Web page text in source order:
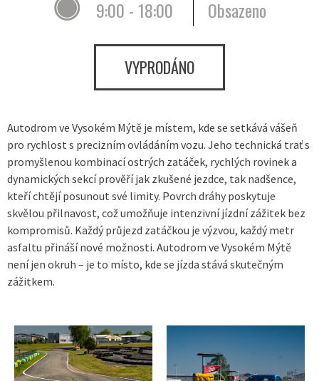
VYPRODÁNO
9:00 - 18:00
Obsazeno
Autodrom ve Vysokém Mýtě je místem, kde se setkává vášeň
pro rychlost s precizním ovládáním vozu. Jeho technická trať s
promyšlenou kombinací ostrých zatáček, rychlých rovinek a
dynamických sekcí prověří jak zkušené jezdce, tak nadšence,
kteří chtějí posunout své limity. Povrch dráhy poskytuje
skvělou přilnavost, což umožňuje intenzivní jízdní zážitek bez
kompromisů. Každý průjezd zatáčkou je výzvou, každý metr
asfaltu přináší nové možnosti. Autodrom ve Vysokém Mýtě
není jen okruh – je to místo, kde se jízda stává skutečným
zážitkem.